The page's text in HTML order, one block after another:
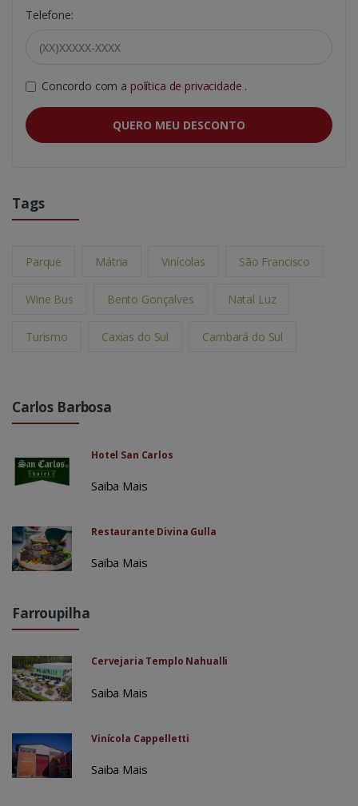
Telefone:
Concordo com a política de privacidade .
QUERO MEU DESCONTO
Tags
Parque Mátria Vinícolas São Francisco
Wine Bus Bento Gonçalves Natal Luz
Turismo Caxias do Sul Cambará do Sul
Carlos Barbosa
Hotel San Carlos
Saiba Mais
Restaurante Divina Gulla
Saiba Mais
Farroupilha
Cervejaria Templo Nahualli
Saiba Mais
Vinícola Cappelletti
Saiba Mais